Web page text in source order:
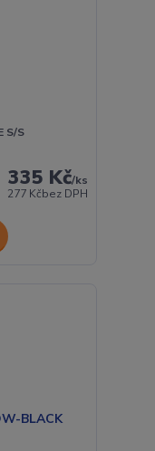
S/S
335 Kč/ks
277 Kčbez DPH